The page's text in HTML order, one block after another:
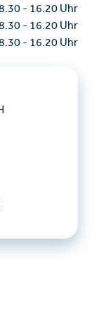
- 16.20 Uhr
- 16.20 Uhr
- 16.20 Uhr